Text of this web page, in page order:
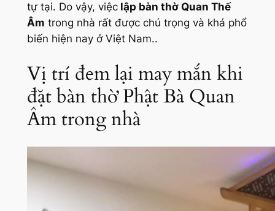
tự tại. Do vậy, việclập bàn thờ Quan Thế
Âm trong nhà rất được chú trọng và khá phổ
biến hiện nay ở Việt Nam..
Vị trí đem lại may mắn khi
đặt bàn thờ Phật Bà Quan
Âm trong nhà